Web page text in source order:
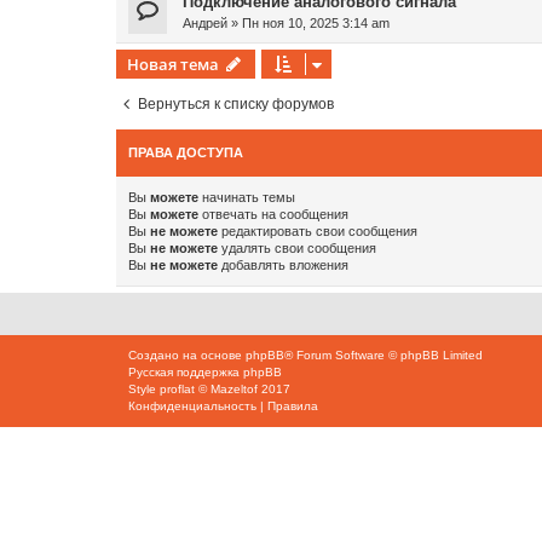
Андрей » Пн ноя 10, 2025 3:14 am
Новая тема
Вернуться к списку форумов
ПРАВА ДОСТУПА
Вы можете начинать темы
Вы можете отвечать на сообщения
Вы не можете редактировать свои сообщения
Вы не можете удалять свои сообщения
Вы не можете добавлять вложения
Создано на основе phpBB® Forum Software © phpBB Limited
Русская поддержка phpBB
Style proflat ©Mazeltof 2017
Конфиденциальность | Правила